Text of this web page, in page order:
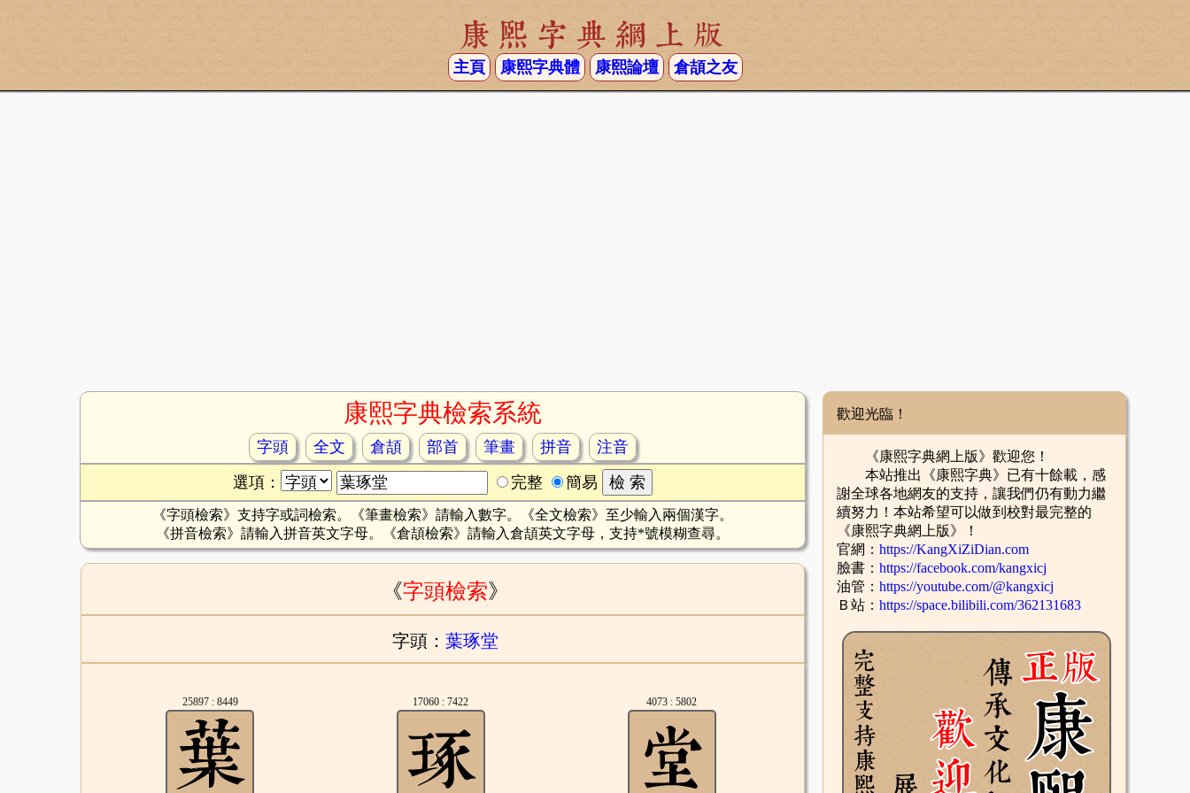
康熙字典網上版
主頁 康熙字典體 康熙論壇 倉頡之友
康熙字典檢索系統
字頭 全文 倉頡 部首 筆畫 拼音
注音
選項：
完整 簡易
《字頭檢索》支持字或詞檢索。《筆畫檢索》請輸入數字。《全文檢索》至少輸入兩個漢字。
《拼音檢索》請輸入拼音英文字母。《倉頡檢索》請輸入倉頡英文字母，支持*號模糊查尋。
《字頭檢索》
字頭： 葉琢堂
25897 : 8449 17060 : 7422 4073 : 5802
歡迎光臨！
《康熙字典網上版》歡迎您！
本站推出《康熙字典》已有十餘載，感
謝全球各地網友的支持，讓我們仍有動力繼
續努力！本站希望可以做到校對最完整的
《康熙字典網上版》！
官網： https://KangXiZiDian.com
臉書： https://facebook.com/kangxicj
油管： https://youtube.com/@kangxicj
Ｂ站： https://space.bilibili.com/362131683